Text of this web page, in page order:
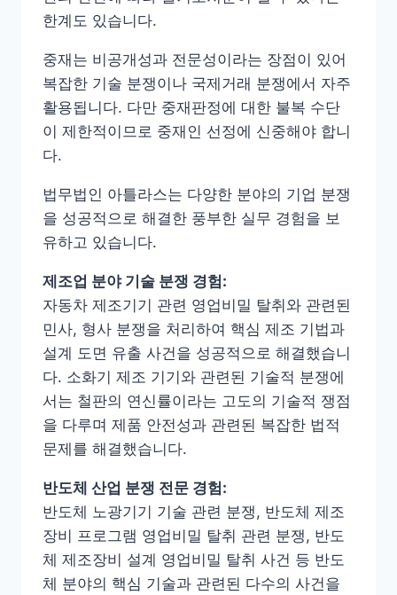
한계도 있습니다.
중재는 비공개성과 전문성이라는 장점이 있어
복잡한 기술 분쟁이나 국제거래 분쟁에서 자주
활용됩니다. 다만 중재판정에 대한 불복 수단
이 제한적이므로 중재인 선정에 신중해야 합니
다.
법무법인 아틀라스는 다양한 분야의 기업 분쟁
을 성공적으로 해결한 풍부한 실무 경험을 보
유하고 있습니다.
제조업 분야 기술 분쟁 경험:
자동차 제조기기 관련 영업비밀 탈취와 관련된
민사, 형사 분쟁을 처리하여 핵심 제조 기법과
설계 도면 유출 사건을 성공적으로 해결했습니
다. 소화기 제조 기기와 관련된 기술적 분쟁에
서는 철판의 연신률이라는 고도의 기술적 쟁점
을 다루며 제품 안전성과 관련된 복잡한 법적
문제를 해결했습니다.
반도체 산업 분쟁 전문 경험:
반도체 노광기기 기술 관련 분쟁, 반도체 제조
장비 프로그램 영업비밀 탈취 관련 분쟁, 반도
체 제조장비 설계 영업비밀 탈취 사건 등 반도
체 분야의 핵심 기술과 관련된 다수의 사건을